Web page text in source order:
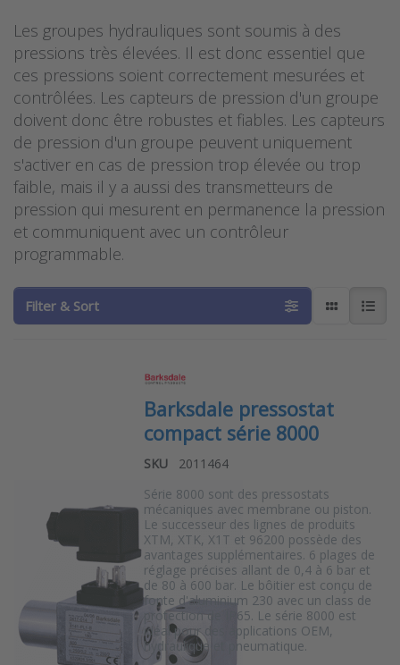
Les groupes hydrauliques sont soumis à des
pressions très élevées. Il est donc essentiel que
ces pressions soient correctement mesurées et
contrôlées. Les capteurs de pression d'un groupe
doivent donc être robustes et fiables. Les capteurs
de pression d'un groupe peuvent uniquement
s'activer en cas de pression trop élevée ou trop
faible, mais il y a aussi des transmetteurs de
pression qui mesurent en permanence la pression
et communiquent avec un contrôleur
programmable.
Filter & Sort
Barksdale pressostat
compact série 8000
SKU
2011464
Série 8000 sont des pressostats
mécaniques avec membrane ou piston.
Le successeur des lignes de produits
XTM, XTK, X1T et 96200 possède des
avantages supplémentaires. 6 plages de
réglage précises allant de 0,4 à 6 bar et
de 80 à 600 bar. Le bôitier est conçu de
fonte d'aluminium 230 avec un class de
protection de IP65. Le série 8000 est
idéal pour des applications OEM,
hydraulique et pneumatique.